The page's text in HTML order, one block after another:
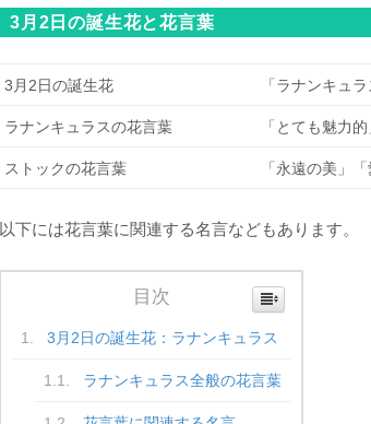
3月2日の誕生花と花言葉
3月2日の誕生花 「ラナンキュ
ラナンキュラスの花言葉 「とても魅力
ストックの花言葉 「永遠の美」
以下には花言葉に関連する名言などもあります。
目次
3月2日の誕生花：ラナンキュラス
ラナンキュラス全般の花言葉